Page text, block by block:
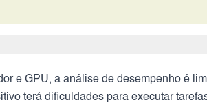
e GPU, a análise de desempenho é
terá dificuldades para executar